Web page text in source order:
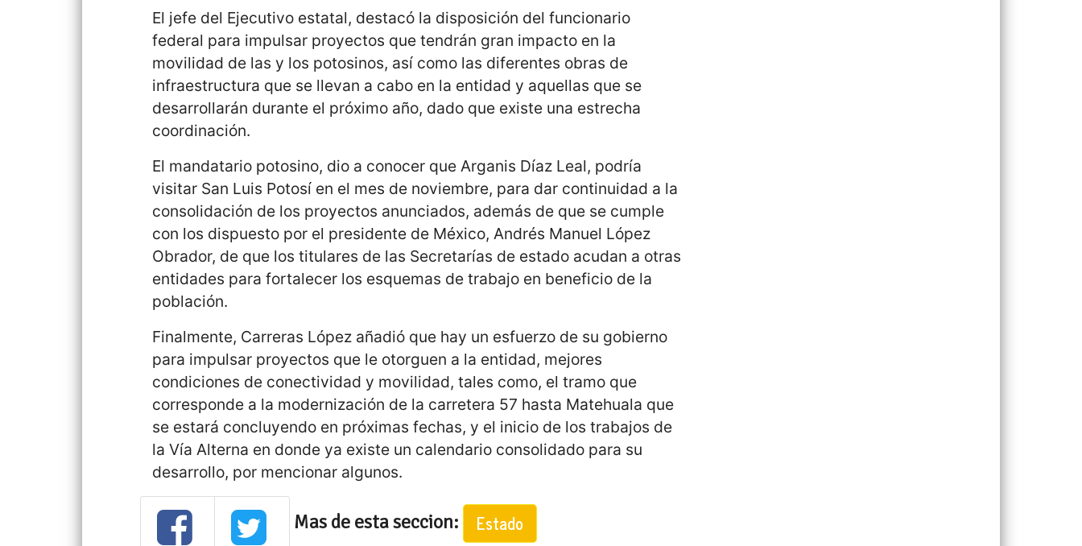
El jefe del Ejecutivo estatal, destacó la disposición del funcionario
federal para impulsar proyectos que tendrán gran impacto en la
movilidad de las y los potosinos, así como las diferentes obras de
infraestructura que se llevan a cabo en la entidad y aquellas que se
desarrollarán durante el próximo año, dado que existe una estrecha
coordinación.
El mandatario potosino, dio a conocer que Arganis Díaz Leal, podría
visitar San Luis Potosí en el mes de noviembre, para dar continuidad a la
consolidación de los proyectos anunciados, además de que se cumple
con los dispuesto por el presidente de México, Andrés Manuel López
Obrador, de que los titulares de las Secretarías de estado acudan a otras
entidades para fortalecer los esquemas de trabajo en beneficio de la
población.
Finalmente, Carreras López añadió que hay un esfuerzo de su gobierno
para impulsar proyectos que le otorguen a la entidad, mejores
condiciones de conectividad y movilidad, tales como, el tramo que
corresponde a la modernización de la carretera 57 hasta Matehuala que
se estará concluyendo en próximas fechas, y el inicio de los trabajos de
la Vía Alterna en donde ya existe un calendario consolidado para su
desarrollo, por mencionar algunos.
Mas de esta seccion: Estado